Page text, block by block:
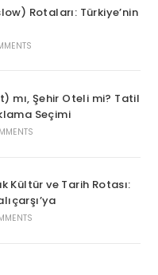
Rotaları: Türkiye’nin
mı, Şehir Oteli mi? Tatil
Seçimi
Kültür ve Tarih Rotası: